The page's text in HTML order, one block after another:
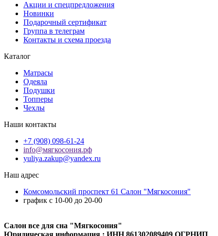
Акции и спецпредложения
Новинки
Подарочный сертификат
Группа в телеграм
Контакты и схема проезда
Каталог
Матрасы
Одеяла
Подушки
Топперы
Чехлы
Наши контакты
+7 (908) 098-61-24
info@мягкосония.рф
yuliya.zakup@yandex.ru
Наш адрес
Комсомольский проспект 61 Cалон "Мягкосония"
график с 10-00 до 20-00
Салон все для сна "Мягкосония"